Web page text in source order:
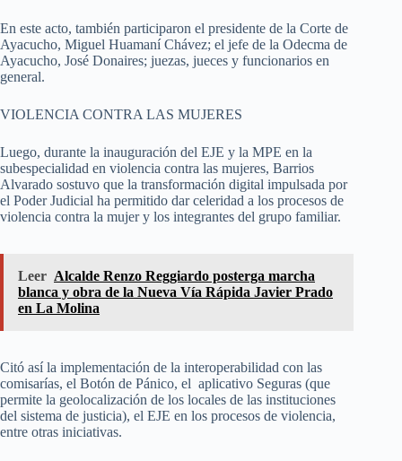
En este acto, también participaron el presidente de la Corte de
Ayacucho, Miguel Huamaní Chávez; el jefe de la Odecma de
Ayacucho, José Donaires; juezas, jueces y funcionarios en
general.
VIOLENCIA CONTRA LAS MUJERES
Luego, durante la inauguración del EJE y la MPE en la
subespecialidad en violencia contra las mujeres, Barrios
Alvarado sostuvo que la transformación digital impulsada por
el Poder Judicial ha permitido dar celeridad a los procesos de
violencia contra la mujer y los integrantes del grupo familiar.
Leer Alcalde Renzo Reggiardo posterga marcha
blanca y obra de la Nueva Vía Rápida Javier Prado
en La Molina
Citó así la implementación de la interoperabilidad con las
comisarías, el Botón de Pánico, el aplicativo Seguras (que
permite la geolocalización de los locales de las instituciones
del sistema de justicia), el EJE en los procesos de violencia,
entre otras iniciativas.